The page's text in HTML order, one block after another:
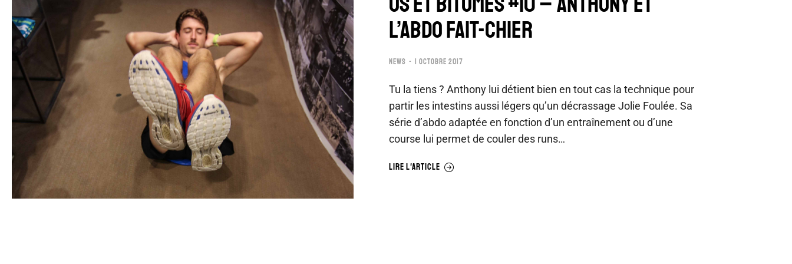
L’ABDO FAIT-CHIER
NEWS 1 OCTOBRE 2017
Tu la tiens ? Anthony lui détient bien en tout cas la technique pour
partir les intestins aussi légers qu’un décrassage Jolie Foulée. Sa
série d’abdo adaptée en fonction d’un entraînement ou d’une
course lui permet de couler des runs…
LIRE L'ARTICLE